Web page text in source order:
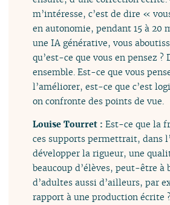
m’intéresse, c’est de dire «
en autonomie, pendant 15 à 20
une IA générative, vous
qu’est-ce que vous en pensez ?
ensemble. Est-ce que vous
l’améliorer, est-ce que c’est
on confronte des points de vue.
Louise Tourret :Est-ce que la
ces supports permettrait, dans
développer la rigueur, une
beaucoup d’élèves, peut-être à
d’adultes aussi d’ailleurs, par
rapport à une production écrite